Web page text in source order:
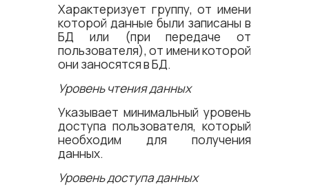
Характеризует группу, от имени
которой данные были записаны в
БД или (при передаче от
пользователя), от имени которой
они заносятся в БД.
Уровень чтения данных
Указывает минимальный уровень
доступа пользователя, который
необходим для получения
данных.
Уровень доступа данных